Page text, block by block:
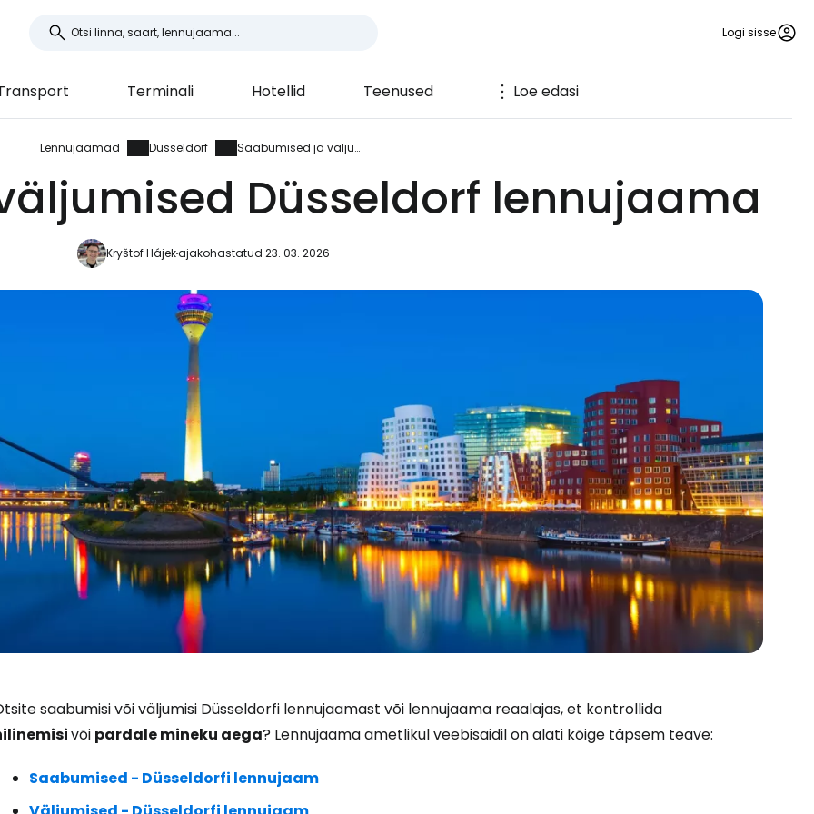
Logi sisse
Terminali Hotellid Teenused Loe edasi
Lennujaamad Düsseldorf Saabumised ja väljumised
Düsseldorf lennujaama
Kryštof Hájekajakohastatud 23. 03. 2026
saabumisi või väljumisi Düsseldorfi lennujaamast või lennujaama reaalajas, et kontrollida
või pardale mineku aega? Lennujaama ametlikul veebisaidil on alati kõige täpsem teave:
Saabumised - Düsseldorfi lennujaam